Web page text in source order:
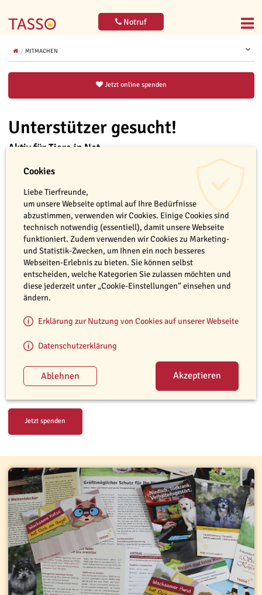
Notruf
MITMACHEN
Jetzt online spenden
Unterstützer gesucht!
Aktiv für Tiere in Not
Tierschutz lebt von Menschen, die sich ehrenamtlich für Tiere in Not
einsetzen. Auch TASSO wäre bei der täglichen Arbeit ohne seine
ehrenamtlichen Helfer nicht so erfolgreich. Sie tragen den
Tierschutzgedanken nach Außen und unterstützen uns dabei,
vermisste Tiere wieder mit ihren Familien zu vereinen. Sie leisten
einen enormen Beitrag zum Wohl der Tiere.
Wenn auch Sie TASSO unterstützen möchten, gibt es verschiedene
finden, sollten Sie sich im Vorhinein überlegen, wie Sie Tieren helfen
möchten, wie viel Zeit es in Anspruch nehmen soll und worin Ihre
Stärken liegen.
Schauen Sie sich auf den nachfolgenden Seiten gerne einmal um und
entscheiden Sie, wie Sie sich für Tiere einsetzen möchten.
Jetzt spenden
Cookies
Liebe Tierfreunde,
um unsere Webseite optimal auf Ihre Bedürfnisse
abzustimmen, verwenden wir Cookies. Einige Cookies sind
technisch notwendig (essentiell), damit unsere Webseite
funktioniert. Zudem verwenden wir Cookies zu Marketing-
und Statistik-Zwecken, um Ihnen ein noch besseres
Webseiten-Erlebnis zu bieten. Sie können selbst
entscheiden, welche Kategorien Sie zulassen möchten und
diese jederzeit unter „Cookie-Einstellungen“ einsehen und
ändern.
Erklärung zur Nutzung von Cookies auf unserer Webseite
Datenschutzerklärung